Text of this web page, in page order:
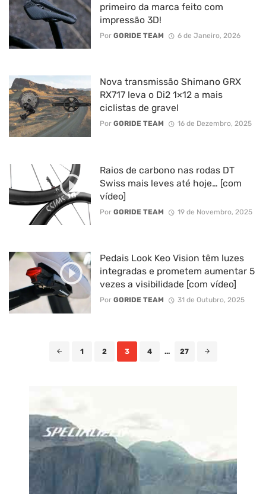
primeiro da marca feito com
impressão 3D!
Por GORIDE TEAM 6 de Janeiro, 2026
Nova transmissão Shimano GRX
RX717 leva o Di2 1×12 a mais
ciclistas de gravel
Por GORIDE TEAM 16 de Dezembro, 2025
Raios de carbono nas rodas DT
Swiss mais leves até hoje… [com
vídeo]
Por GORIDE TEAM 19 de Novembro, 2025
Pedais Look Keo Vision têm luzes
integradas e prometem aumentar 5
vezes a visibilidade [com vídeo]
Por GORIDE TEAM 31 de Outubro, 2025
1 2 3 4 ... 27